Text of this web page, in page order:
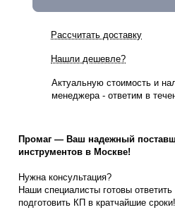
Рассчитать доставку
Нашли дешевле?
Актуальную стоимость и
менеджера - ответим в
Промаг — Ваш надежный
инструментов в Москве!
Нужна консультация?
Наши специалисты готовы
подготовить КП в кратчайшие сроки!